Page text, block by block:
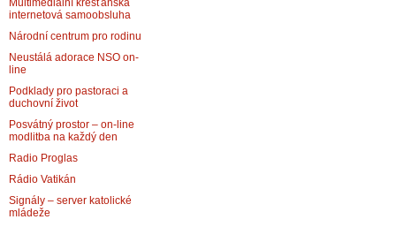
Multimediální křesťanská
internetová samoobsluha
Národní centrum pro rodinu
Neustálá adorace NSO on-
line
Podklady pro pastoraci a
duchovní život
Posvátný prostor – on-line
modlitba na každý den
Radio Proglas
Rádio Vatikán
Signály – server katolické
mládeže